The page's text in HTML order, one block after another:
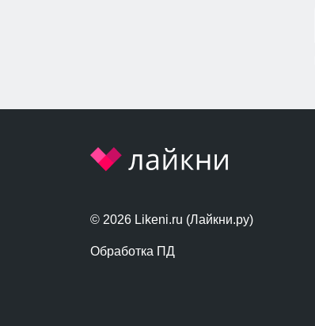
© 2026 Likeni.ru (Лайкни.ру)
Обработка ПД